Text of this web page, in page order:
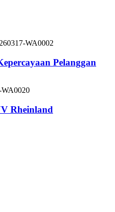
Pelanggan
Rheinland